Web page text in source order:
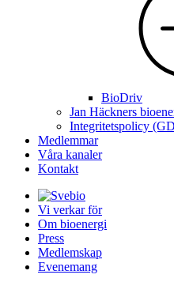
BioDriv
Jan Häckners
Integritetspolicy
Medlemmar
Våra kanaler
Kontakt
Vi verkar för
Om bioenergi
Press
Medlemskap
Evenemang